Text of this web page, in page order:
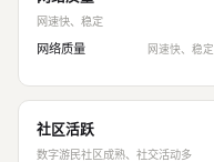
网速快、稳定
网络质量 网速快、稳定
社区活跃
数字游民社区成熟、社交活动多